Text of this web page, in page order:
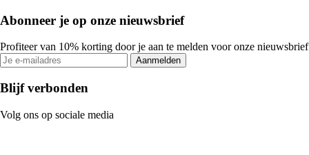
Abonneer je op onze nieuwsbrief
Profiteer van 10% korting door je aan te melden voor onze nieuwsbrief
Aanmelden
Blijf verbonden
Volg ons op sociale media